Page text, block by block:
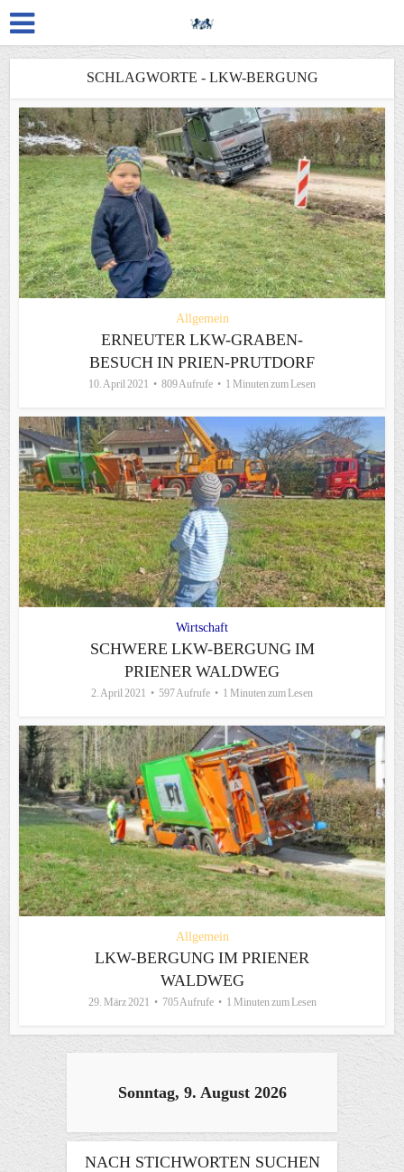
SCHLAGWORTE - LKW-BERGUNG
Allgemein
ERNEUTER LKW-GRABEN-
BESUCH IN PRIEN-PRUTDORF
10. April 2021 809 Aufrufe 1 Minuten zum Lesen
Wirtschaft
SCHWERE LKW-BERGUNG IM
PRIENER WALDWEG
2. April 2021 597 Aufrufe 1 Minuten zum Lesen
Allgemein
LKW-BERGUNG IM PRIENER
WALDWEG
29. März 2021 705 Aufrufe 1 Minuten zum Lesen
Sonntag, 9. August 2026
NACH STICHWORTEN SUCHEN